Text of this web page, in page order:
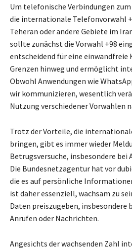
Um telefonische Verbindungen
die internationale Telefonvorwahl
Teheran oder andere Gebiete im
sollte zunächst die Vorwahl +98
entscheidend für eine
Grenzen hinweg und ermöglicht
Obwohl Anwendungen wie
wir kommunizieren, wesentlich
Nutzung verschiedener Vorwahlen
Trotz der Vorteile, die
bringen, gibt es immer wieder
Betrugsversuche, insbesondere bei
Die Bundesnetzagentur hat vor
die es auf persönliche
ist daher essenziell, wachsam zu
Daten preiszugeben, insbesondere
Anrufen oder Nachrichten.
Angesichts der wachsenden Zahl